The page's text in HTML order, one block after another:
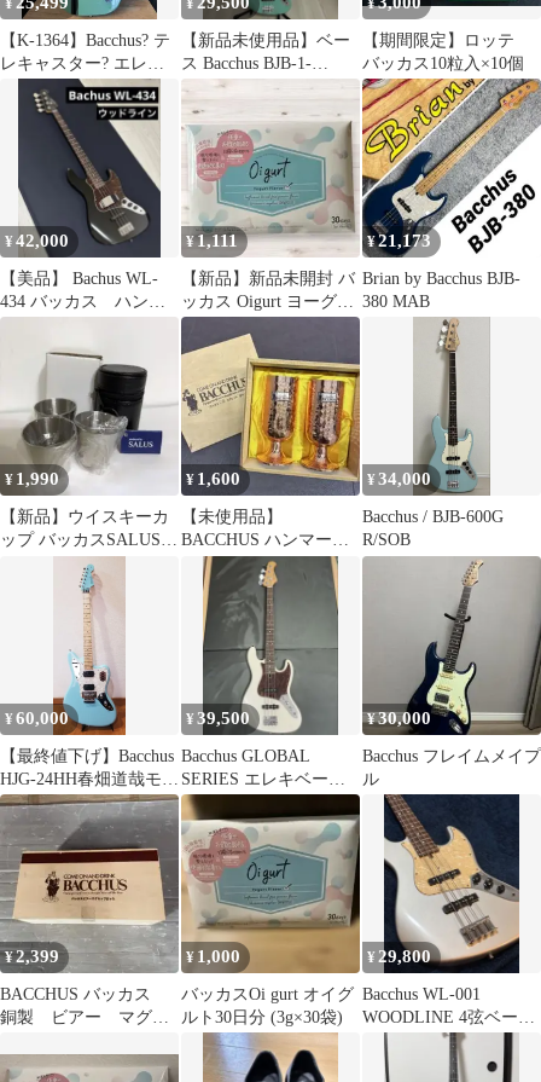
¥
【K-1364】Bacchus? テ
レキャスター? エレキ
ギター
¥
【新品未使用品】ベー
ス Bacchus BJB-1-
RSM/M SFG
¥
【期間限定】ロッテ
バッカス10粒入×10個
¥42,000
【美品】 Bachus WL-
434 バッカス ハンド
メイド ウッドライン
¥1,111
【新品】新品未開封 バ
ッカス Oigurt ヨーグル
ト風味 30日分
¥21,173
Brian by Bacchus BJB-
380 MAB
¥ 1,990
【新品】ウイスキーカ
ップ バッカスSALUS
3P ケース付き 佐藤金属
¥ 1,600
【未使用品】
BACCHUS ハンマード
グラス 2個セット
¥34,000
Bacchus / BJB-600G
R/SOB
¥60,000
【最終値下げ】Bacchus
HJG-24HH春畑道哉モデ
ル
¥39,500
Bacchus GLOBAL
SERIES エレキベース
本体 ソフトケース
¥30,000
Bacchus フレイムメイプ
ル
¥2,399
BACCHUS バッカス
銅製 ビアー マグカ
¥ 1,000
バッカスOi gurt オイグ
ルト30日分 (3g×30袋)
¥ 29,800
Bacchus WL-001
WOODLINE 4弦ベース
現状品